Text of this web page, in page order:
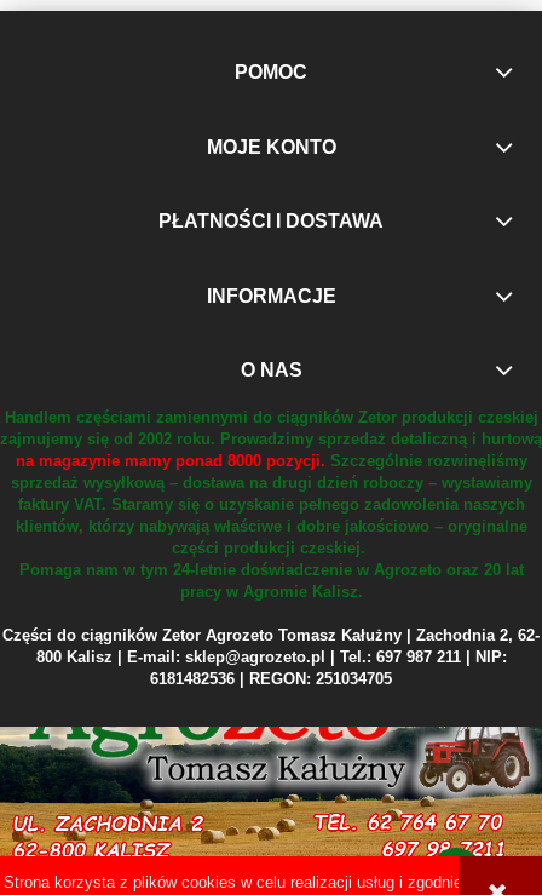
Strona korzysta z plików cookies w celu realizacji usług i zgodnie z
POMOC
MOJE KONTO
PŁATNOŚCI I DOSTAWA
INFORMACJE
O NAS
Handlem częściami zamiennymi do ciągników Zetor produkcji czeskiej
zajmujemy się od 2002 roku. Prowadzimy sprzedaż detaliczną i hurtową
na magazynie mamy ponad 8000 pozycji. Szczególnie rozwinęliśmy
sprzedaż wysyłkową – dostawa na drugi dzień roboczy – wystawiamy
faktury VAT. Staramy się o uzyskanie pełnego zadowolenia naszych
klientów, którzy nabywają właściwe i dobre jakościowo – oryginalne
części produkcji czeskiej.
Pomaga nam w tym 24-letnie doświadczenie w Agrozeto oraz 20 lat
pracy w Agromie Kalisz.
Części do ciągników Zetor Agrozeto Tomasz Kałużny | Zachodnia 2, 62-
800 Kalisz | E-mail: sklep@agrozeto.pl | Tel.: 697 987 211 | NIP:
6181482536 | REGON: 251034705